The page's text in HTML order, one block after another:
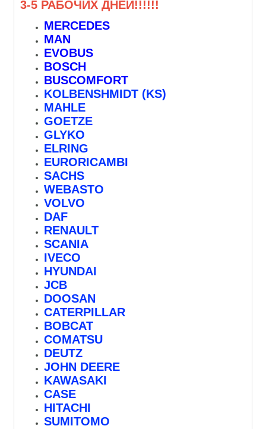
3-5 РАБОЧИХ ДНЕЙ!!!!!!
MERCEDES
MAN
EVOBUS
BOSCH
BUSCOMFORT
KOLBENSHMIDT (KS)
MAHLE
GOETZE
GLYKO
ELRING
EURORICAMBI
SACHS
WEBASTO
VOLVO
DAF
RENAULT
SCANIA
IVECO
HYUNDAI
JCB
DOOSAN
CATERPILLAR
BOBCAT
COMATSU
DEUTZ
JOHN DEERE
KAWASAKI
CASE
HITACHI
SUMITOMO